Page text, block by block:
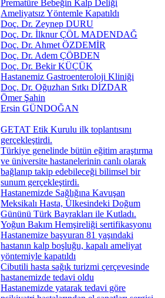
Prematüre Bebeğin Kalp Deliği
Ameliyatsız Yöntemle Kapatıldı
Doç. Dr. Zeynep DURU
Doç. Dr. İlknur ÇÖL MADENDAĞ
Doç. Dr. Ahmet ÖZDEMİR
Doç. Dr. Adem ÇÖBDEN
Doç. Dr. Bekir KÜÇÜK
Hastanemiz Gastroenteroloji Kliniği
Doç. Dr. Oğuzhan Sıtkı DİZDAR
Ömer Şahin
Ersin GÜNDOĞAN
GETAT Etik Kurulu ilk toplantısını
gerçekleştirdi.
Türkiye genelinde bütün eğitim araştırma
ve üniversite hastanelerinin canlı olarak
bağlanıp takip edebileceği bilimsel bir
sunum gerçekleştirdi.
Hastanemizde Sağlığına Kavuşan
Meksikalı Hasta, Ülkesindeki Doğum
Gününü Türk Bayrakları ile Kutladı.
Yoğun Bakım Hemşireliği sertifikasyonu
Hastanemize başvuran 81 yaşındaki
hastanın kalp boşluğu, kapalı ameliyat
yöntemiyle kapatıldı
Cibutili hasta sağık turizmi çerçevesinde
hastanemizde tedavi oldu
Hastanemizde yatarak tedavi göre